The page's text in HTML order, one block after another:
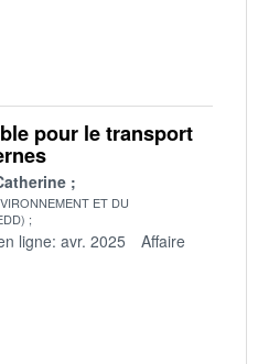
pour le transport
ET DU
ligne: avr. 2025
Affaire